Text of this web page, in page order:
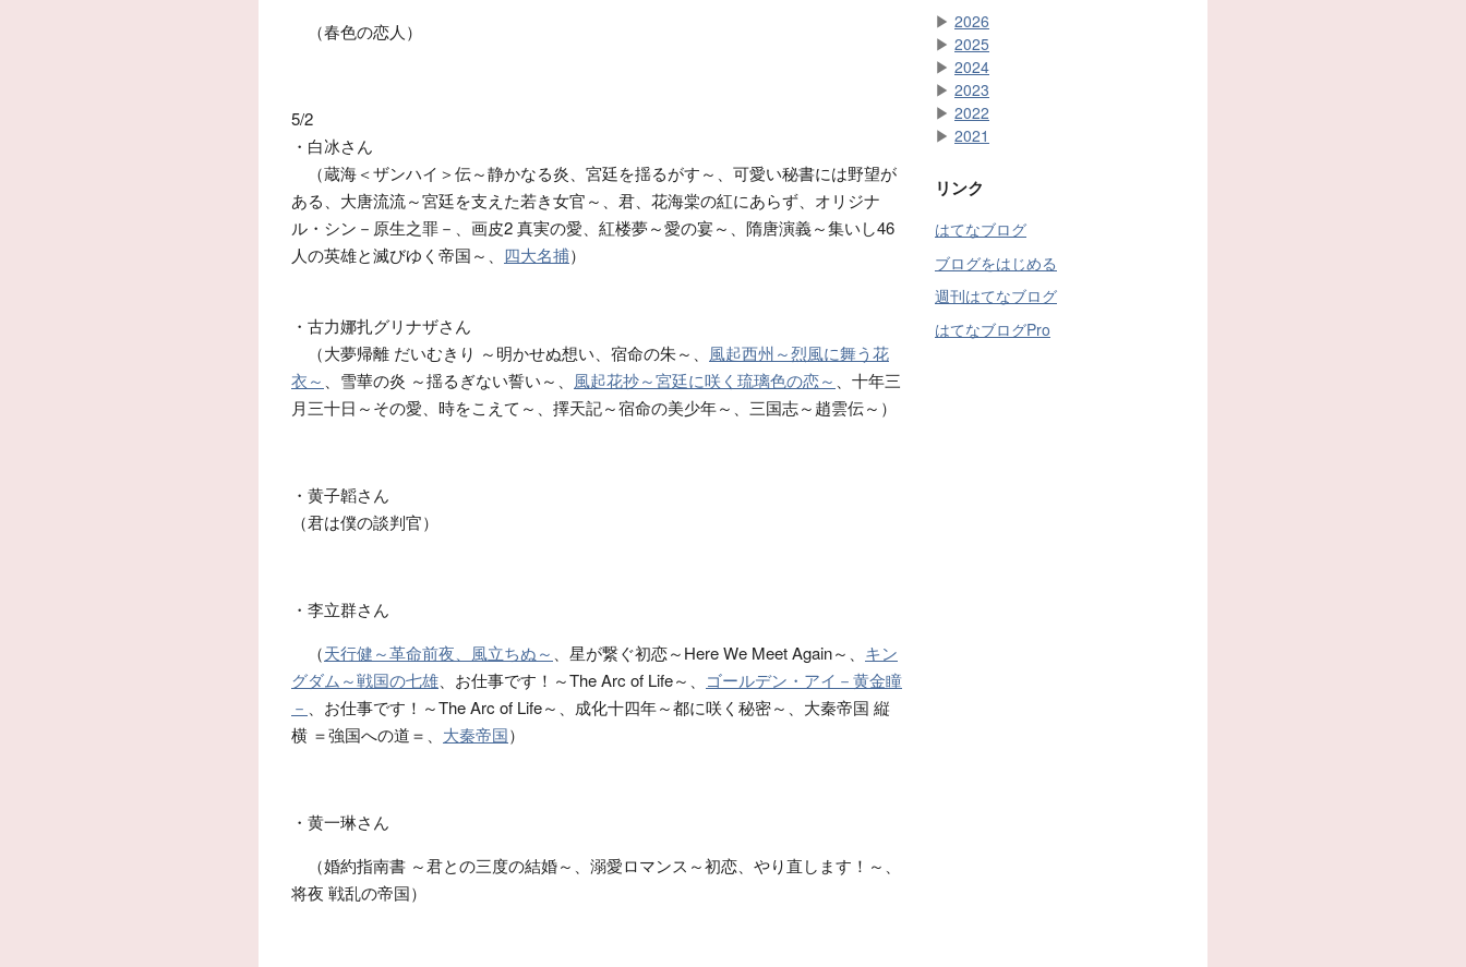
（春色の恋人）
5/2
・白冰さん
（蔵海＜ザンハイ＞伝～静かなる炎、宮廷を揺るがす～、可愛い秘書には野望が
ある、大唐流流～宮廷を支えた若き女官～、君、花海棠の紅にあらず、オリジナ
ル・シン－原生之罪－、画皮2 真実の愛、紅楼夢～愛の宴～、隋唐演義～集いし46
人の英雄と滅びゆく帝国～、 四大名捕）
・古力娜扎グリナザさん
（大夢帰離 だいむきり ～明かせぬ想い、宿命の朱～、 風起西州～烈風に舞う花
衣～
、雪華の炎 ～揺るぎない誓い～、 風起花抄～宮廷に咲く琉璃色の恋～
、十年三
月三十日～その愛、時をこえて～、擇天記～宿命の美少年～、三国志～趙雲伝～）
・黄子韜さん
（君は僕の談判官）
・李立群さん
（天行健～革命前夜、風立ちぬ～ 、星が繋ぐ初恋～Here We Meet Again～、 キン
グダム～戦国の七雄 、お仕事です！～The Arc of Life～、 ゴールデン・アイ－黄金瞳
－
、お仕事です！～The Arc of Life～、成化十四年～都に咲く秘密～、大秦帝国 縦
横 ＝強国への道＝、 大秦帝国）
・黄一琳さん
（婚約指南書 ～君との三度の結婚～、溺愛ロマンス～初恋、やり直します！～、
将夜 戦乱の帝国）
▶ 2026
▶ 2025
▶ 2024
▶ 2023
▶ 2022
▶ 2021
リンク
はてなブログ
ブログをはじめる
週刊はてなブログ
はてなブログPro